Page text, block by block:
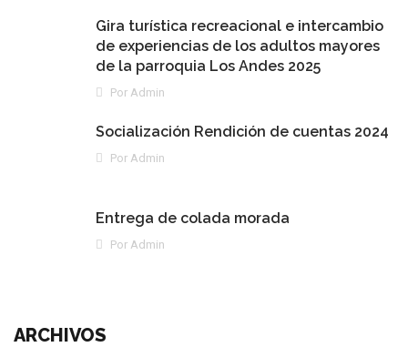
Gira turística recreacional e intercambio
de experiencias de los adultos mayores
de la parroquia Los Andes 2025
Por Admin
Socialización Rendición de cuentas 2024
Por Admin
Entrega de colada morada
Por Admin
ARCHIVOS